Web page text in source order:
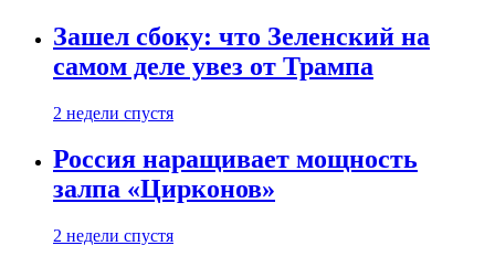
Зашел сбоку: что Зеленский на
самом деле увез от Трампа
2 недели спустя
Россия наращивает мощность
залпа «Цирконов»
2 недели спустя